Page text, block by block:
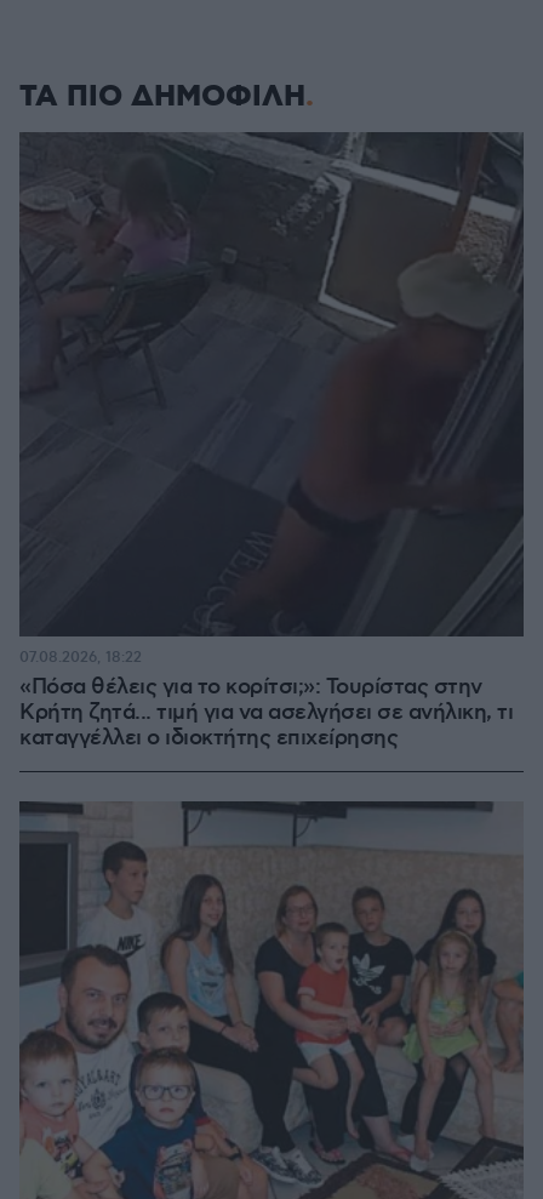
ΤΑ ΠΙΟ ΔΗΜΟΦΙΛΗ
«Πόσα θέλεις για το κορίτσι;»: Τουρίστας στην
Κρήτη ζητά... τιμή για να ασελγήσει σε ανήλικη, τι
καταγγέλλει ο ιδιοκτήτης επιχείρησης
07.08.2026, 18:22